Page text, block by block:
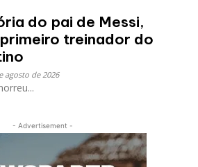
do pai de Messi,
treinador do
agosto de 2026
- Advertisement -